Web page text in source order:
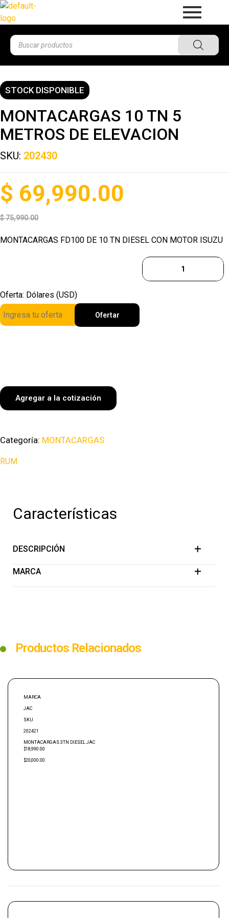
STOCK DISPONIBLE
MONTACARGAS 10 TN 5
METROS DE ELEVACION
SKU: 202430
$75,990.00
$ 69,990.00
MONTACARGAS FD100 DE 10 TN DIESEL CON MOTOR ISUZU
Oferta: Dólares (USD)
Ofertar
Agregar a la cotización
Categoría: MONTACARGAS
RUM
Características
DESCRIPCIÓN
MARCA
Productos Relacionados
MARCA
JAC
SKU
202421
MONTACARGAS 3TN DIESEL JAC
$18,990.00
$20,000.00